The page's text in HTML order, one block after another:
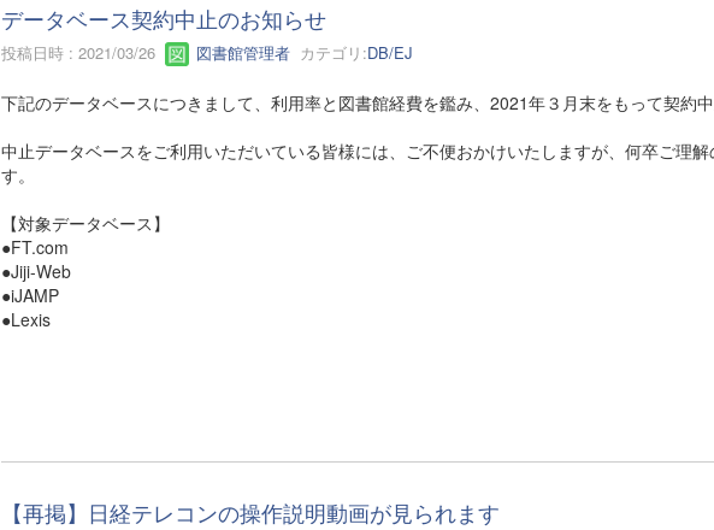
データベース契約中止のお知らせ
投稿日時 : 2021/03/26 図書館管理者カテゴリ:DB/EJ
下記のデータベースにつきまして、利用率と図書館経費を鑑み、2021年３月末をもって契約中
中止データベースをご利用いただいている皆様には、ご不便おかけいたしますが、何卒ご理
す。
【対象データベース】
●FT.com
●Jiji-Web
●iJAMP
●Lexis
【再掲】日経テレコンの操作説明動画が見られます